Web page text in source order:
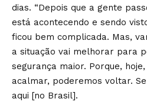
dias. “Depois que a gente
está acontecendo e sendo
ficou bem complicada. Mas,
a situação vai melhorar para
segurança maior. Porque,
acalmar, poderemos voltar.
aqui [no Brasil].